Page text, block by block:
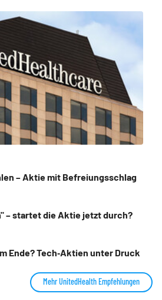
– Aktie mit Befreiungsschlag
– startet die Aktie jetzt durch?
Ende? Tech‑Aktien unter Druck
Mehr UnitedHealth Empfehlungen